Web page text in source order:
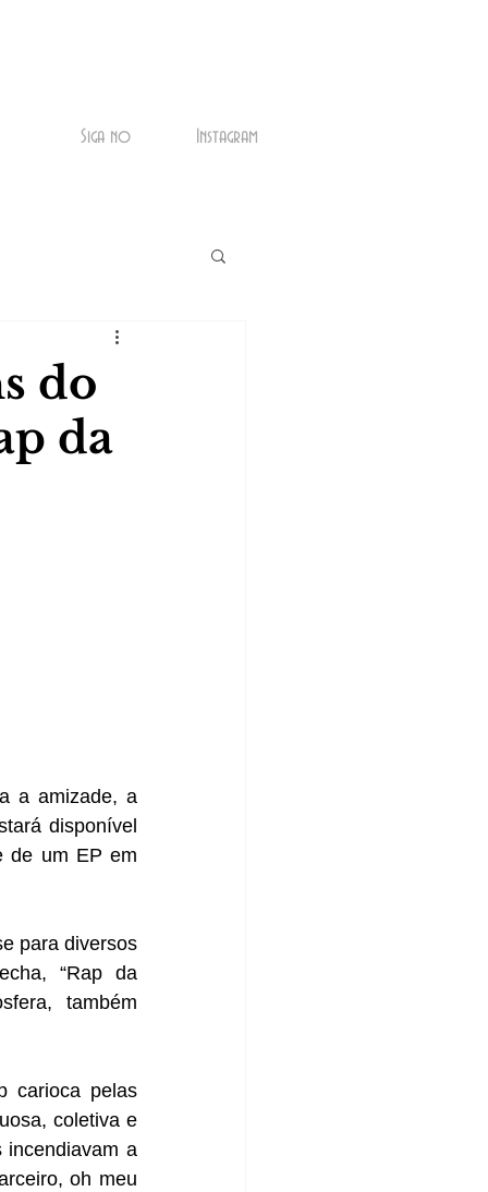
Siga no Instagram
do
da
a amizade, a
disponível
de um EP em
para diversos
“Rap da
também
carioca pelas
coletiva e
incendiavam a
oh meu